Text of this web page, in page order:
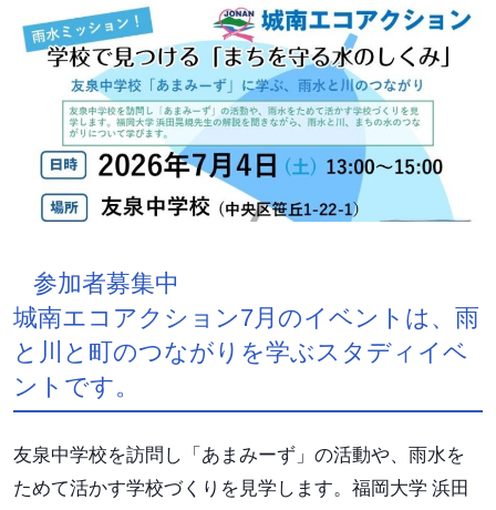
参加者募集中
城南エコアクション7月のイベントは、雨
と川と町のつながりを学ぶスタディイベ
ントです。
友泉中学校を訪問し「あまみーず」の活動や、雨水を
ためて活かす学校づくりを見学します。福岡大学 浜田